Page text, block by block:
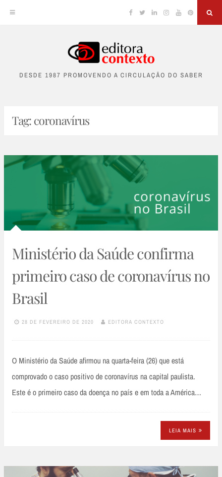
content
Facebook
TwitterLinkedinInstagram
YouTubePinterest
DESDE 1987 PROMOVENDO A CIRCULAÇÃO DO SABER
Tag:coronavírus
Ministério da Saúde confirma
primeiro caso de coronavírus no
Brasil
28 DE FEVEREIRO DE 2020 EDITORA CONTEXTO
O Ministério da Saúde afirmou na quarta-feira (26) que está
comprovado o caso positivo de coronavírus na capital paulista.
Este é o primeiro caso da doença no país e em toda a América…
LEIA MAIS